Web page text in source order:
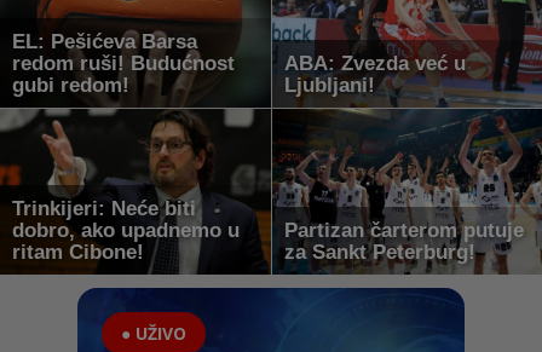
EL: Pešićeva Barsa
redom ruši! Budućnost
gubi redom!
ABA: Zvezda već u
Ljubljani!
Trinkijeri: Neće biti
dobro, ako upadnemo u
ritam Cibone!
Partizan čarterom putuje
za Sankt Peterburg!
● UŽIVO